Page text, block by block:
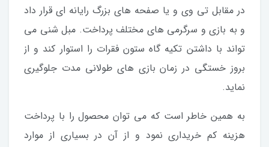
در مقابل تی وی و یا صفحه های بزرگ رایانه ای قرار داد
و به بازی و سرگرمی های مختلف پرداخت. مبل شنی می
تواند با داشتن تکیه گاه ستون فقرات را استوار کند و از
بروز خستگی در زمان بازی های طولانی مدت جلوگیری
نماید.
به همین خاطر است که می توان محصول را با پرداخت
هزینه کم خریداری نمود و از آن در بسیاری از موارد